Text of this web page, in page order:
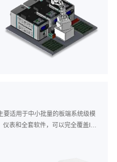
要适用于中小批量的板端系统级模
表和全套软件，可以完全覆盖ICT